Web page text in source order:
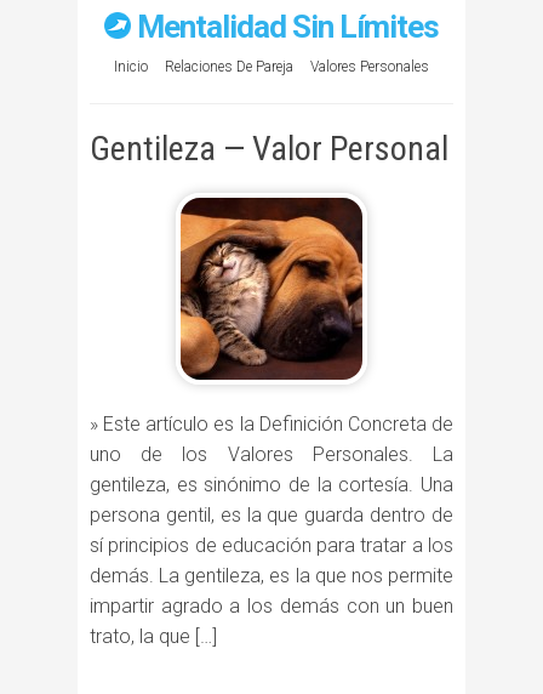
Mentalidad Sin Límites
Inicio Relaciones De Pareja Valores Personales
Gentileza — Valor Personal
» Este artículo es la Definición Concreta de
uno de los Valores Personales. La
gentileza, es sinónimo de la cortesía. Una
persona gentil, es la que guarda dentro de
sí principios de educación para tratar a los
demás. La gentileza, es la que nos permite
impartir agrado a los demás con un buen
trato, la que […]